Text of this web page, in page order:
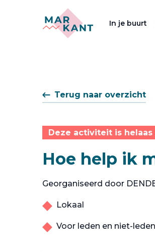
In je buurt
Terug naar overzicht
Deze activiteit is
Hoe help ik
Georganiseerd door
Lokaal
Voor leden en niet-leden